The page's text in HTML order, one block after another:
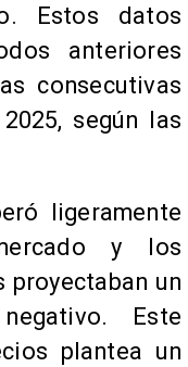
Estos datos
anteriores
consecutivas
según las
ligeramente
y los
proyectaban un
Este
plantea un